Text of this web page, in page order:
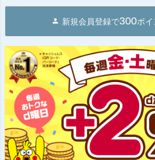
新規会員登録で300ポイ